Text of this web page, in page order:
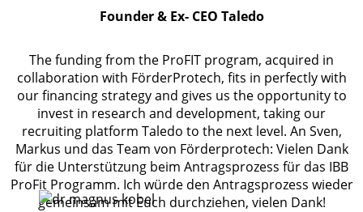
Founder & Ex- CEO Taledo
The funding from the ProFIT program, acquired in
collaboration with FörderProtech, fits in perfectly with
our financing strategy and gives us the opportunity to
invest in research and development, taking our
recruiting platform Taledo to the next level. An Sven,
Markus und das Team von Förderprotech: Vielen Dank
für die Unterstützung beim Antragsprozess für das IBB
ProFit Programm. Ich würde den Antragsprozess wieder
gemeinsam mit Euch durchziehen, vielen Dank!